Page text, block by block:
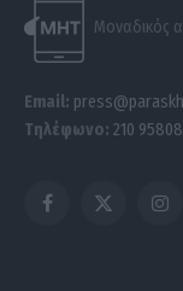
Μοναδικός
Email:
Τηλέφωνο: 210
Facebook
X